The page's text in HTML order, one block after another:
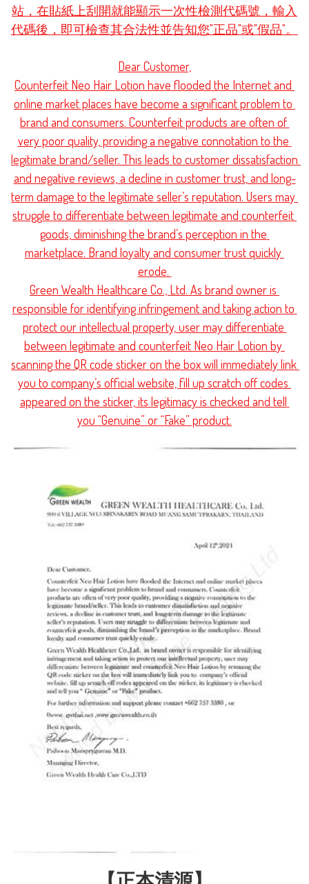
站，在貼紙上刮開就能顯示一次性檢測代碼號，輸入
代碼後，即可檢查其合法性並告知您"正品"或"假品"。
Dear Customer,
Counterfeit Neo Hair Lotion have flooded the Internet and
online market places have become a significant problem to
brand and consumers. Counterfeit products are often of
very poor quality, providing a negative connotation to the
legitimate brand/seller. This leads to customer dissatisfaction
and negative reviews, a decline in customer trust, and long-
term damage to the legitimate seller’s reputation. Users may
struggle to differentiate between legitimate and counterfeit
goods, diminishing the brand’s perception in the
marketplace. Brand loyalty and consumer trust quickly
erode.
Green Wealth Healthcare Co., Ltd. As brand owner is
responsible for identifying infringement and taking action to
protect our intellectual property, user may differentiate
between legitimate and counterfeit Neo Hair Lotion by
scanning the QR code sticker on the box will immediately link
you to company’s official website, fill up scratch off codes
appeared on the sticker, its legitimacy is checked and tell
you “Genuine” or “Fake” product.